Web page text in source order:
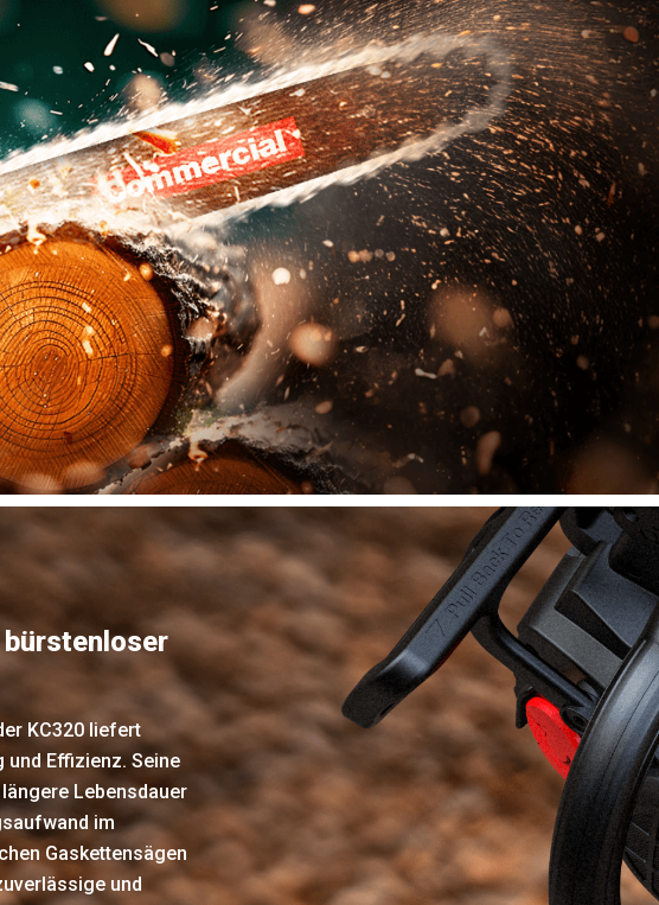
KC320 liefert
und Effizienz. Seine
Lebensdauer
im
Gaskettensägen
und